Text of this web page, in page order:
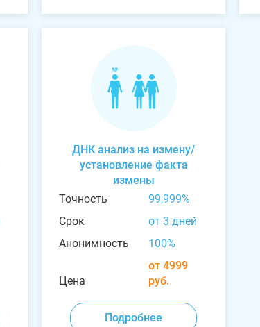
ДНК анализ на измену/
установление факта
измены
Точность
99,999%
Срок
от 3 дней
Анонимность
100%
Цена
от 4999
руб.
Подробнее